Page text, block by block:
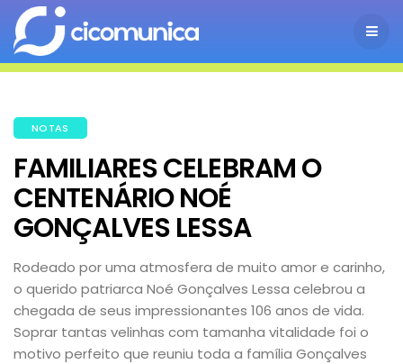
NOTAS
FAMILIARES CELEBRAM O
CENTENÁRIO NOÉ
GONÇALVES LESSA
Rodeado por uma atmosfera de muito amor e carinho,
o querido patriarca Noé Gonçalves Lessa celebrou a
chegada de seus impressionantes 106 anos de vida.
Soprar tantas velinhas com tamanha vitalidade foi o
motivo perfeito que reuniu toda a família Gonçalves